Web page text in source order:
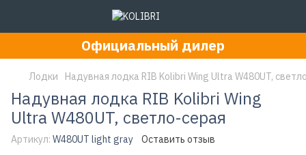
Официальный дилер
Лодки Надувная лодка RIB Kolibri Wing Ultra W480UT,
Надувная лодка RIB Kolibri Wing
Ultra W480UT, светло-серая
Артикул: W480UT light gray Оставить отзыв